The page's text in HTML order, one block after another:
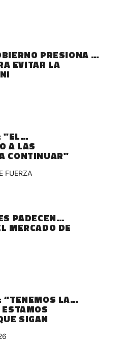
PRESIONA A
EVITAR LA
"EL
A LAS
CONTINUAR"
FUERZA
PADECEN
MERCADO DE
“TENEMOS LA
SIGAN